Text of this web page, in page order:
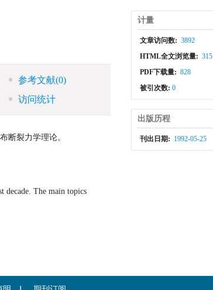
参考文献(0)
访问统计
断裂力学理论。
decade. The main topics
计量
文章访问数: 3892
HTML全文浏览量: 315
PDF下载量: 828
被引次数:0
出版历程
刊出日期: 1992-05-25